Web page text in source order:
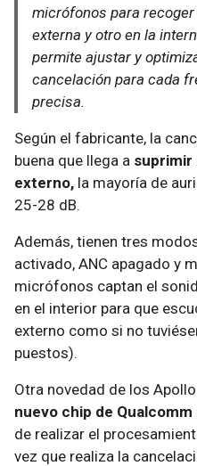
micrófonos para recoger
externa y otro en la
permite ajustar y
cancelación para cada
precisa.
Según el fabricante, la
buena que llega a suprimir
externo, la mayoría de
25-28 dB.
Además, tienen tres
activado, ANC apagado y
micrófonos captan el
en el interior para que
externo como si no
puestos).
Otra novedad de los
nuevo chip de Qualcomm
de realizar el
vez que realiza la